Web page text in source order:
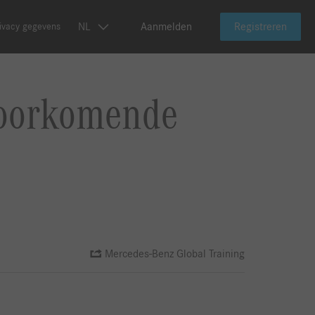
gegevens NL Aanmelden Registreren
Mercedes-Benz Global Training